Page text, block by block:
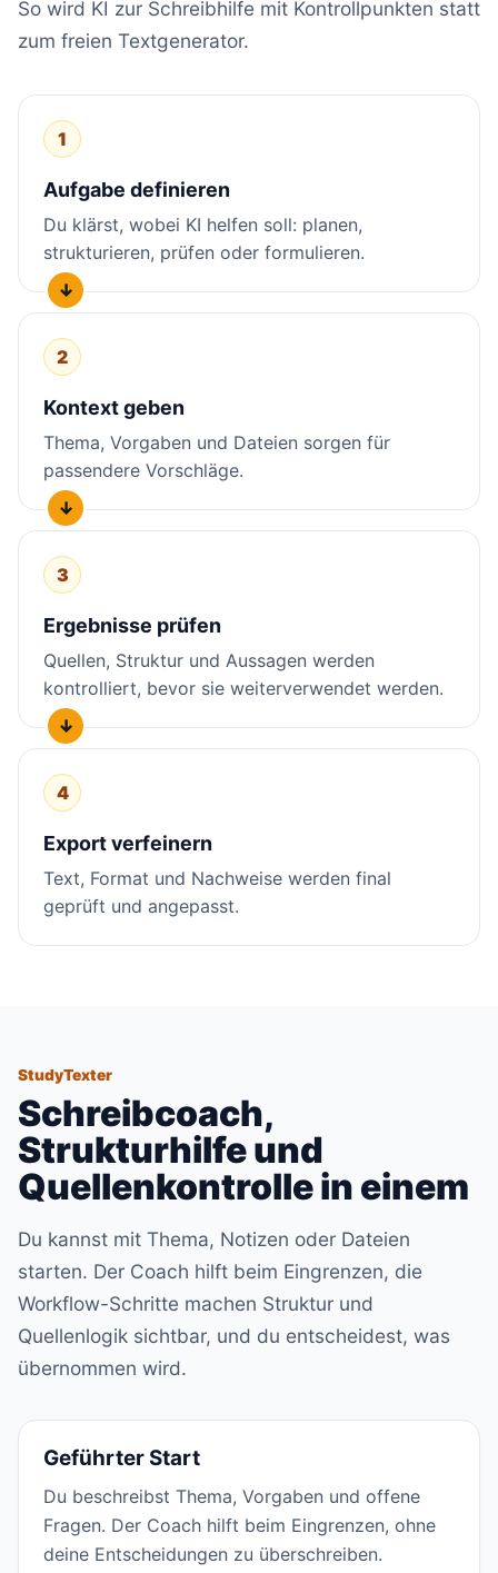
So wird KI zur Schreibhilfe mit Kontrollpunkten statt
zum freien Textgenerator.
1
Aufgabe definieren
Du klärst, wobei KI helfen soll: planen,
strukturieren, prüfen oder formulieren.
2
Kontext geben
Thema, Vorgaben und Dateien sorgen für
passendere Vorschläge.
3
Ergebnisse prüfen
Quellen, Struktur und Aussagen werden
kontrolliert, bevor sie weiterverwendet werden.
4
Export verfeinern
Text, Format und Nachweise werden final
geprüft und angepasst.
StudyTexter
Schreibcoach,
Strukturhilfe und
Quellenkontrolle in einem
Du kannst mit Thema, Notizen oder Dateien
starten. Der Coach hilft beim Eingrenzen, die
Workflow-Schritte machen Struktur und
Quellenlogik sichtbar, und du entscheidest, was
übernommen wird.
Geführter Start
Du beschreibst Thema, Vorgaben und offene
Fragen. Der Coach hilft beim Eingrenzen, ohne
deine Entscheidungen zu überschreiben.